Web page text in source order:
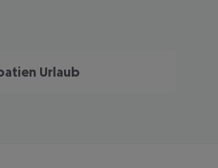
Urlaub